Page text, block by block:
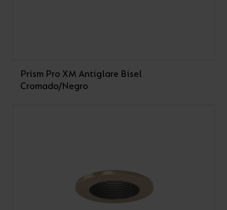
Prism Pro XM Antiglare Bisel
Cromado/Negro